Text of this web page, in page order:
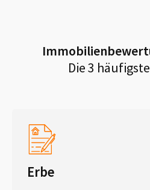
Die 3
Erbe